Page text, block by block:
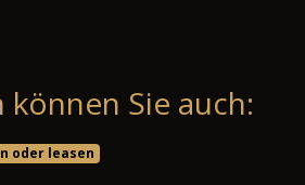
Sie auch:
oder leasen